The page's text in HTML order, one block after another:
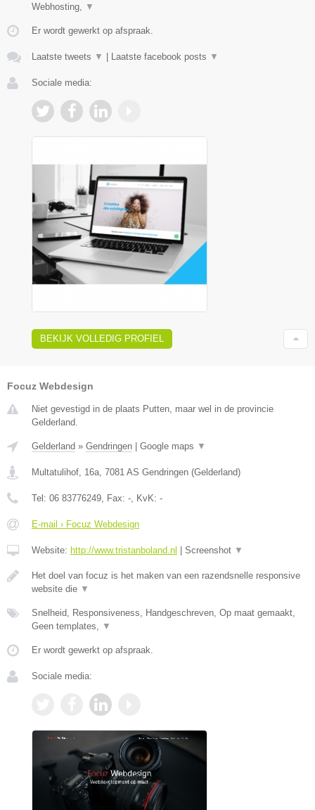
Webhosting,
▼
Er wordt gewerkt op afspraak.
Laatste tweets ▼ | Laatste facebook posts ▼
Sociale media:
BEKIJK VOLLEDIG PROFIEL
Focuz Webdesign
Niet gevestigd in de plaats Putten, maar wel in de provincie
Gelderland.
Gelderland » Gendringen | Google maps ▼
Multatulihof, 16a 7081 AS Gendringen (Gelderland)
Tel: 06 83776249 , Fax: - , KvK: -
E-mail › Focuz Webdesign
Website: http://www.tristanboland.nl | Screenshot ▼
Het doel van focuz is het maken van een razendsnelle responsive
website die ▼
Snelheid, Responsiveness, Handgeschreven, Op maat gemaakt,
Geen templates,
▼
Er wordt gewerkt op afspraak.
Sociale media: